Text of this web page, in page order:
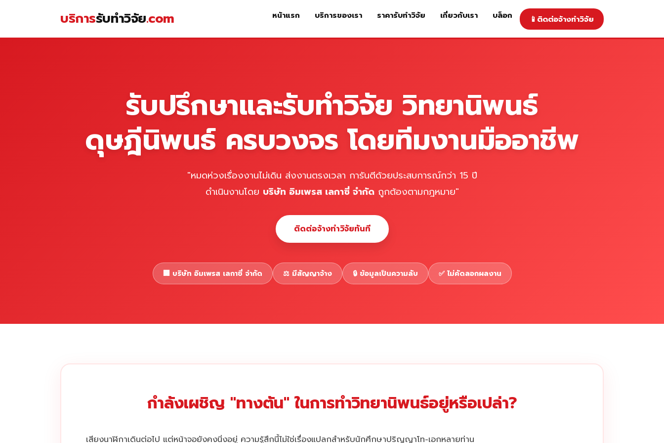
หน้าแรก บริการของเรา ราคารับทำวิจัย ติดต่อจ้างทำวิจัย เกี่ยวกับเรา
บริการรับทำวิจัย.com หน้าแรก บริการของเรา ราคารับทำวิจัย เกี่ยวกับเรา บล็อก 📱 ติดต่อจ้างทำวิจัย
รับปรึกษาและรับทำวิจัย วิทยานิพนธ์
ดุษฎีนิพนธ์ ครบวงจร โดยทีมงานมืออาชีพ
"หมดห่วงเรื่องงานไม่เดิน ส่งงานตรงเวลา การันตีด้วยประสบการณ์กว่า 15 ปี
ดำเนินงานโดย บริษัท อิมเพรส เลกาซี่ จำกัดถูกต้องตามกฎหมาย"
ติดต่อจ้างทำวิจัยทันที
🏢 บริษัท อิมเพรส เลกาซี่ จำกัด ⚖️ มีสัญญาจ้าง 🔒 ข้อมูลเป็นความลับ ✅ ไม่คัดลอกผลงาน
กำลังเผชิญ "ทางตัน" ในการทำวิทยานิพนธ์อยู่หรือเปล่า?
เสียงนาฬิกาเดินต่อไป แต่หน้าจอยังคงนิ่งอยู่ ความรู้สึกนี้ไม่ใช่เรื่องแปลกสำหรับนักศึกษาปริญญาโท-เอกหลายท่าน